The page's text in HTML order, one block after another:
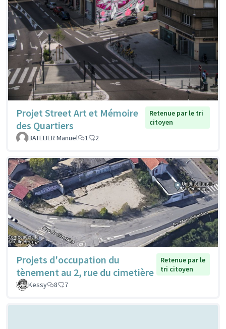
Projet Street Art et Mémoire
des Quartiers
Retenue par le tri
citoyen
BATELIER Manuel
1 2
Projets d'occupation du
tènement au 2, rue du cimetière
Retenue par le
tri citoyen
Kessy
8 7